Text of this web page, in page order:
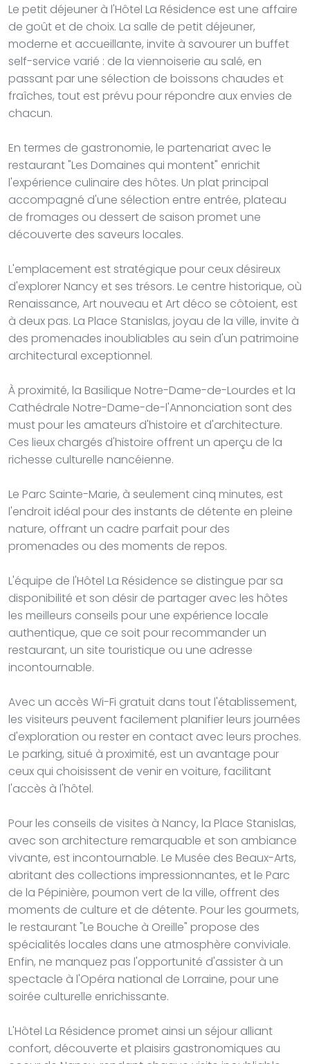
Le petit déjeuner à l'Hôtel La Résidence est une affaire
de goût et de choix. La salle de petit déjeuner,
moderne et accueillante, invite à savourer un buffet
self-service varié : de la viennoiserie au salé, en
passant par une sélection de boissons chaudes et
fraîches, tout est prévu pour répondre aux envies de
chacun.
En termes de gastronomie, le partenariat avec le
restaurant "Les Domaines qui montent" enrichit
l'expérience culinaire des hôtes. Un plat principal
accompagné d'une sélection entre entrée, plateau
de fromages ou dessert de saison promet une
découverte des saveurs locales.
L'emplacement est stratégique pour ceux désireux
d'explorer Nancy et ses trésors. Le centre historique, où
Renaissance, Art nouveau et Art déco se côtoient, est
à deux pas. La Place Stanislas, joyau de la ville, invite à
des promenades inoubliables au sein d'un patrimoine
architectural exceptionnel.
À proximité, la Basilique Notre-Dame-de-Lourdes et la
Cathédrale Notre-Dame-de-l'Annonciation sont des
must pour les amateurs d'histoire et d'architecture.
Ces lieux chargés d'histoire offrent un aperçu de la
richesse culturelle nancéienne.
Le Parc Sainte-Marie, à seulement cinq minutes, est
l'endroit idéal pour des instants de détente en pleine
nature, offrant un cadre parfait pour des
promenades ou des moments de repos.
L'équipe de l'Hôtel La Résidence se distingue par sa
disponibilité et son désir de partager avec les hôtes
les meilleurs conseils pour une expérience locale
authentique, que ce soit pour recommander un
restaurant, un site touristique ou une adresse
incontournable.
Avec un accès Wi-Fi gratuit dans tout l'établissement,
les visiteurs peuvent facilement planifier leurs journées
d'exploration ou rester en contact avec leurs proches.
Le parking, situé à proximité, est un avantage pour
ceux qui choisissent de venir en voiture, facilitant
l'accès à l'hôtel.
Pour les conseils de visites à Nancy, la Place Stanislas,
avec son architecture remarquable et son ambiance
vivante, est incontournable. Le Musée des Beaux-Arts,
abritant des collections impressionnantes, et le Parc
de la Pépinière, poumon vert de la ville, offrent des
moments de culture et de détente. Pour les gourmets,
le restaurant "Le Bouche à Oreille" propose des
spécialités locales dans une atmosphère conviviale.
Enfin, ne manquez pas l'opportunité d'assister à un
spectacle à l'Opéra national de Lorraine, pour une
soirée culturelle enrichissante.
L'Hôtel La Résidence promet ainsi un séjour alliant
confort, découverte et plaisirs gastronomiques au